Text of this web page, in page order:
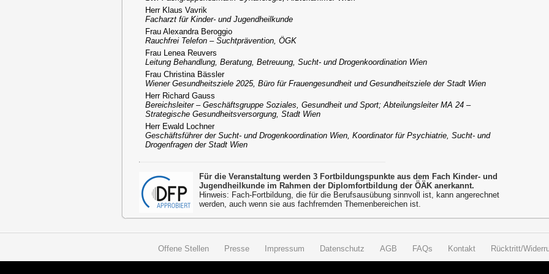
Herr Klaus Vavrik
Facharzt für Kinder- und Jugendheilkunde
Frau Alexandra Beroggio
Rauchfrei Telefon – Suchtprävention, ÖGK
Frau Lenea Reuvers
Leitung Behandlung, Beratung, Betreuung, Sucht- und Drogenkoordination Wien
Frau Christina Bässler
Wiener Gesundheitsziele 2025, Büro für Frauengesundheit und Gesundheitsziele der Stadt Wien
Herr Richard Gauss
Bereichsleiter – Geschäftsgruppe Soziales, Gesundheit und Sport; Abteilungsleiter MA 24 –
Strategische Gesundheitsversorgung, Stadt Wien
Herr Ewald Lochner
Geschäftsführer der Sucht- und Drogenkoordination Wien, Koordinator für Psychiatrie, Sucht- und
Drogenfragen der Stadt Wien
Für die Veranstaltung werden 3 Fortbildungspunkte aus dem Fach Kinder- und
Jugendheilkunde im Rahmen der Diplomfortbildung der ÖÄK anerkannt.
Hinweis: Fach-Fortbildung, die für die Berufsausübung sinnvoll ist, kann angerechnet
werden, auch wenn sie aus fachfremden Themenbereichen ist.
Offene Stellen Presse Impressum Datenschutz AGB FAQs Kontakt Rücktritt/